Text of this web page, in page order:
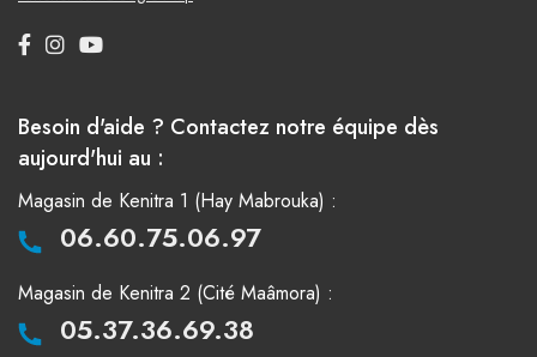
Besoin d'aide ? Contactez notre équipe dès
aujourd'hui au :
Magasin de Kenitra 1 (Hay Mabrouka) :
06.60.75.06.97
Magasin de Kenitra 2 (Cité Maâmora) :
05.37.36.69.38